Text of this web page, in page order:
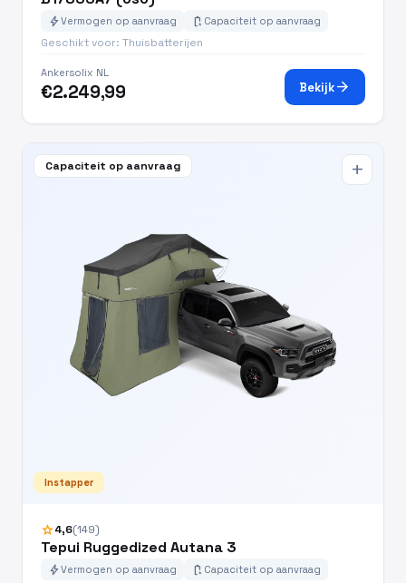
boltVermogen op aanvraag battery_charging_full Capaciteit op aanvraag
Geschikt voor: Thuisbatterijen
Ankersolix NL
€2.249,99 Bekijkarrow_forward
Capaciteit op aanvraag
Instapper
add
star4,6(149)
Tepui Ruggedized Autana 3
boltVermogen op aanvraag battery_charging_full Capaciteit op aanvraag